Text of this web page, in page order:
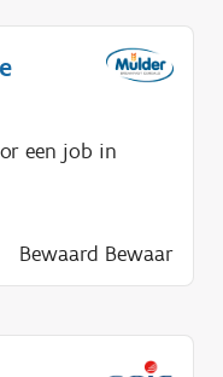
een job in
Bewaard Bewaar